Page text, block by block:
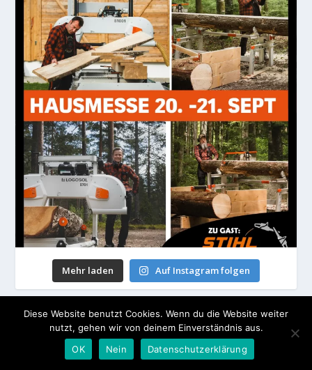
Mehr laden Auf Instagram folgen
Diese Website benutzt Cookies. Wenn du die Website weiter
nutzt, gehen wir von deinem Einverständnis aus.
OK
Nein Datenschutzerklärung